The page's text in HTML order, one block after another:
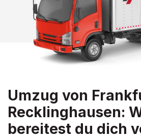
Umzug von
Recklinghausen:
bereitest du dich